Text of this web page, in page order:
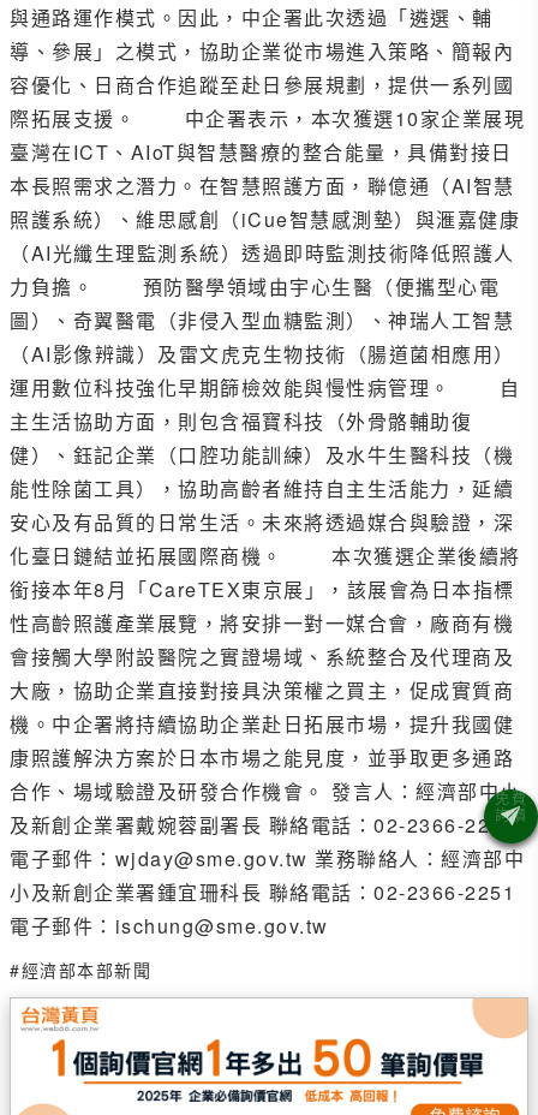
與通路運作模式。因此，中企署此次透過「遴選、輔
導、參展」之模式，協助企業從市場進入策略、簡報內
容優化、日商合作追蹤至赴日參展規劃，提供一系列國
際拓展支援。 中企署表示，本次獲選10家企業展現
臺灣在ICT、AIoT與智慧醫療的整合能量，具備對接日
本長照需求之潛力。在智慧照護方面，聯億通（AI智慧
照護系統）、維思感創（iCue智慧感測墊）與滙嘉健康
（AI光纖生理監測系統）透過即時監測技術降低照護人
力負擔。 預防醫學領域由宇心生醫（便攜型心電
圖）、奇翼醫電（非侵入型血糖監測）、神瑞人工智慧
（AI影像辨識）及雷文虎克生物技術（腸道菌相應用）
運用數位科技強化早期篩檢效能與慢性病管理。 自
主生活協助方面，則包含福寶科技（外骨骼輔助復
健）、鈺記企業（口腔功能訓練）及水牛生醫科技（機
能性除菌工具），協助高齡者維持自主生活能力，延續
安心及有品質的日常生活。未來將透過媒合與驗證，深
化臺日鏈結並拓展國際商機。 本次獲選企業後續將
銜接本年8月「CareTEX東京展」，該展會為日本指標
性高齡照護產業展覽，將安排一對一媒合會，廠商有機
會接觸大學附設醫院之實證場域、系統整合及代理商及
大廠，協助企業直接對接具決策權之買主，促成實質商
機。中企署將持續協助企業赴日拓展市場，提升我國健
康照護解決方案於日本市場之能見度，並爭取更多通路
合作、場域驗證及研發合作機會。 發言人：經濟部中小
及新創企業署戴婉蓉副署長 聯絡電話：02-2366-2202
電子郵件：wjday@sme.gov.tw 業務聯絡人：經濟部中
小及新創企業署鍾宜珊科長 聯絡電話：02-2366-2251
電子郵件：ischung@sme.gov.tw
#經濟部本部新聞